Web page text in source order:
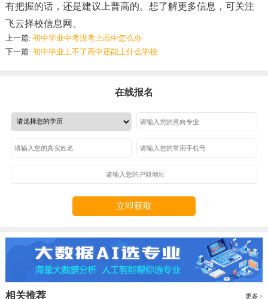
有把握的话，还是建议上普高的。想了解更多信息，可关注
飞云择校信息网。
上一篇: 初中毕业中考没考上高中怎么办
下一篇: 初中毕业上不了高中还能上什么学校
在线报名
立即获取
相关推荐 更多